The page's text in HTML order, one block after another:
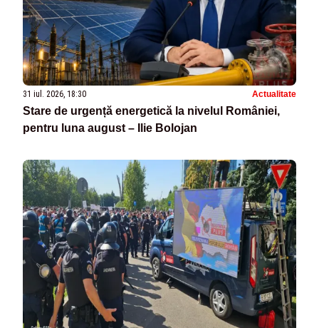
31 iul. 2026, 18:30 Actualitate
Stare de urgență energetică la nivelul României,
pentru luna august – Ilie Bolojan